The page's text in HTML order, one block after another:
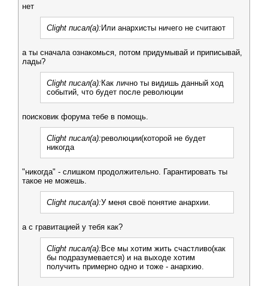
нет
Clight писал(а): Или анархисты ничего не считают
а ты сначала ознакомься, потом придумывай и приписывай,
лады?
Clight писал(а): Как лично ты видишь данный ход
событий, что будет после революции
поисковик форума тебе в помощь.
Clight писал(а):революции(которой не будет
никогда
"никогда" - слишком продолжительно. Гарантировать ты
такое не можешь.
Clight писал(а):У меня своё понятие анархии.
а с гравитацией у тебя как?
Clight писал(а): Все мы хотим жить счастливо(как
бы подразумевается) и на выходе хотим
получить примерно одно и тоже - анархию.